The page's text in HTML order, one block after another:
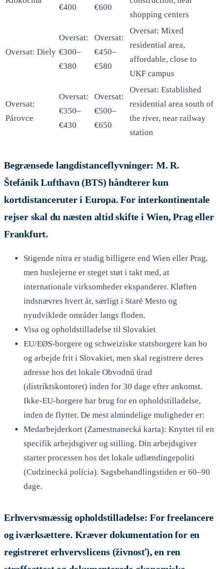
€400
€600
shopping centers
Oversat: Diely
Oversat:
€300–
€380
Oversat:
€450–
€580
Oversat: Mixed
residential area,
affordable, close to
UKF campus
Oversat:
Párovce
Oversat:
€350–
€430
Oversat:
€500–
€650
Oversat: Established
residential area south of
the river, near railway
station
Begrænsede langdistanceflyvninger: M. R.
Štefánik Lufthavn (BTS) håndterer kun
kortdistanceruter i Europa. For interkontinentale
rejser skal du næsten altid skifte i Wien, Prag eller
Frankfurt.
Stigende nitra er stadig billigere end Wien eller Prag,
men huslejerne er steget støt i takt med, at
internationale virksomheder ekspanderer. Kløften
indsnævres hvert år, særligt i Staré Mesto og
nyudviklede områder langs floden.
Visa og opholdstilladelse til Slovakiet
EU/EØS-borgere og schweiziske statsborgere kan bo
og arbejde frit i Slovakiet, men skal registrere deres
adresse hos det lokale Obvodnú úrad
(distriktskontoret) inden for 30 dage efter ankomst.
Ikke-EU-borgere har brug for en opholdstilladelse,
inden de flytter. De mest almindelige muligheder er:
Medarbejderkort (Zamestnanecká karta): Knyttet til en
specifik arbejdsgiver og stilling. Din arbejdsgiver
starter processen hos det lokale udlændingepoliti
(Cudzinecká polícia). Sagsbehandlingstiden er 60–90
dage.
Erhvervsmæssig opholdstilladelse: For freelancere
og iværksættere. Kræver dokumentation for en
registreret erhvervslicens (živnosť), en ren